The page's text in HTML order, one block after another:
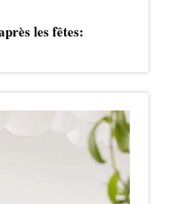
les fêtes: